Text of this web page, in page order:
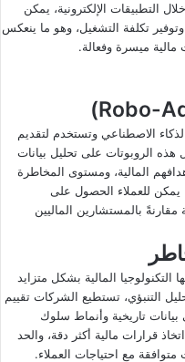
التطبيقات الإلكترونية، يمكن
تكلفة التشغيل، وهو ما ينعكس
مالية ميسرة وفعالة.
الاصطناعي وتستخدم لتقديم
هذه الروبوتات على تحليل بيانات
المالية، ومستوى المخاطرة
يمكن للعملاء الحصول على
بالمستشارين الماليين
التكنولوجيا المالية بشكل متزايد
التنبؤي، تستطيع الشركات تقييم
تاريخية وأنماط سلوك
قرارات مالية أكثر دقة، والحد
مع احتياجات العملاء.